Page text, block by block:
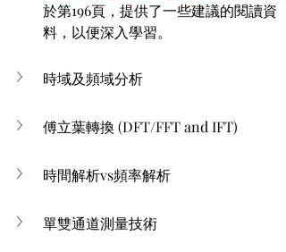
於第196頁，提供了一些建議的閱讀資
料，以便深入學習。
時域及頻域分析
傅立葉轉換 (DFT/FFT and IFT)
時間解析vs頻率解析
單雙通道測量技術